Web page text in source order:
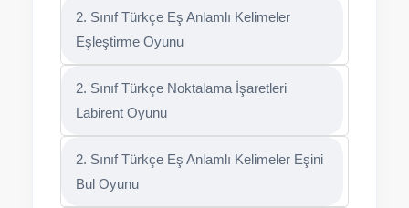
2. Sınıf Türkçe Eş Anlamlı Kelimeler
Eşleştirme Oyunu
2. Sınıf Türkçe Noktalama İşaretleri
Labirent Oyunu
2. Sınıf Türkçe Eş Anlamlı Kelimeler Eşini
Bul Oyunu